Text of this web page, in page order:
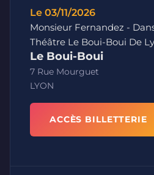
Le 03/11/2026
Monsieur Fernandez -
Théâtre Le Boui-Boui De
Le Boui-Boui
7 Rue Mourguet
LYON
ACCÈS BILLETTERIE